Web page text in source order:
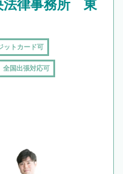
法律事務所 東
ットカード可
全国出張対応可